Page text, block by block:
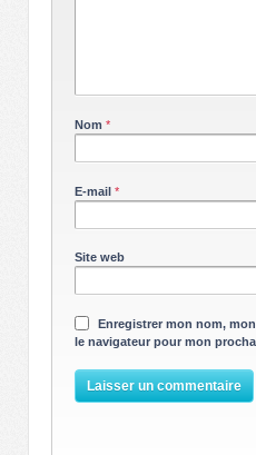
Nom *
E-mail *
Site web
Enregistrer mon nom,
le navigateur pour mon